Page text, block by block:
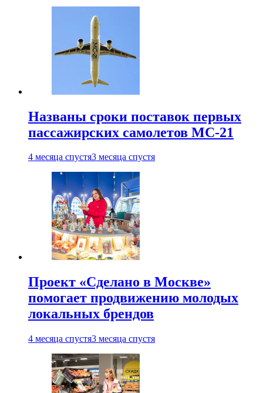
Названы сроки поставок первых
пассажирских самолетов МС-21
4 месяца спустя3 месяца спустя
Проект «Сделано в Москве»
помогает продвижению молодых
локальных брендов
4 месяца спустя3 месяца спустя